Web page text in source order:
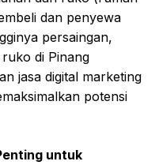
dan penyewa
persaingan,
di Pinang
jasa digital marketing
potensi
untuk